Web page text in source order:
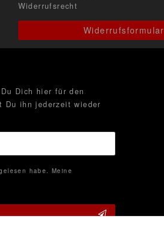
Widerrufsrecht
Widerrufsformular
Dich hier für den
Du ihn jederzeit wieder
habe. Meine